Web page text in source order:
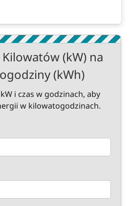
(kW) na
(kWh)
i czas w godzinach, aby
w kilowatogodzinach.